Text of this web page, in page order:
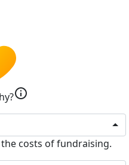
info
costs of fundraising.